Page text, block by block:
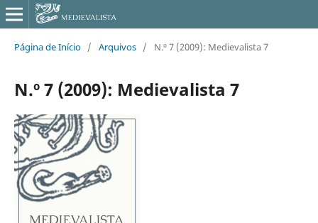
Página de Início / Arquivos / N.º 7 (2009): Medievalista 7
N.º 7 (2009): Medievalista 7